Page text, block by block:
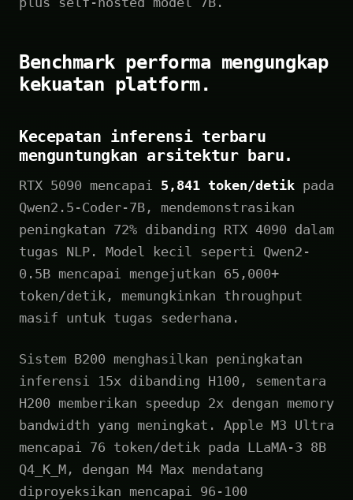
Benchmark performa mengungkap
kekuatan platform.
Kecepatan inferensi terbaru
menguntungkan arsitektur baru.
RTX 5090 mencapai 5,841 token/detik pada
Qwen2.5-Coder-7B, mendemonstrasikan
peningkatan 72% dibanding RTX 4090 dalam
tugas NLP. Model kecil seperti Qwen2-
0.5B mencapai mengejutkan 65,000+
token/detik, memungkinkan throughput
masif untuk tugas sederhana.
Sistem B200 menghasilkan peningkatan
inferensi 15x dibanding H100, sementara
H200 memberikan speedup 2x dengan memory
bandwidth yang meningkat. Apple M3 Ultra
mencapai 76 token/detik pada LLaMA-3 8B
Q4_K_M, dengan M4 Max mendatang
diproyeksikan mencapai 96-100